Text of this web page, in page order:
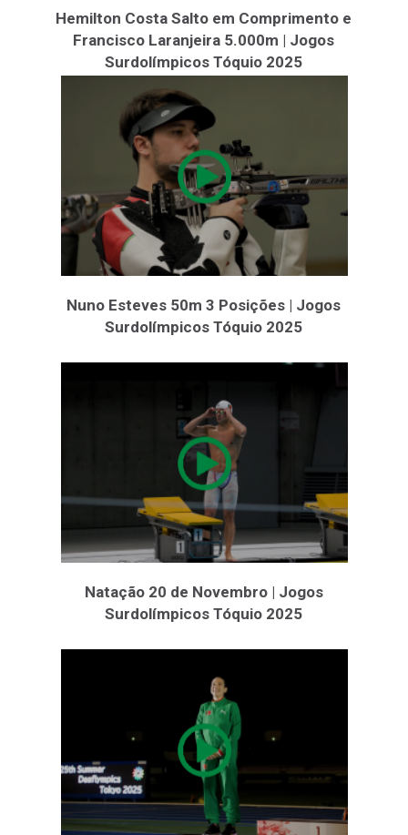
Hemilton Costa Salto em Comprimento e
Francisco Laranjeira 5.000m | Jogos
Surdolímpicos Tóquio 2025
Nuno Esteves 50m 3 Posições | Jogos
Surdolímpicos Tóquio 2025
Natação 20 de Novembro | Jogos
Surdolímpicos Tóquio 2025